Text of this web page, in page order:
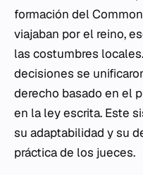
formación del
viajaban por el reino,
las costumbres
decisiones se
derecho basado en el
en la ley escrita. Este
su adaptabilidad y su
práctica de los jueces.